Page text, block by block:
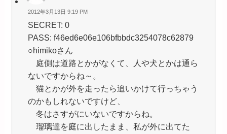
2012年3月13日 9:19 PM
SECRET: 0
PASS: f46ed6e06e106bfbbdc3254078c62879
○himikoさん
庭側は道路とかがなくて、人や犬とかは通ら
ないですからね～。
猫とかが外を走ったら追いかけて行っちゃう
のかもしれないですけど、
冬はさすがにいないですからね。
瑠璃達を庭に出したまま、私が外に出てた